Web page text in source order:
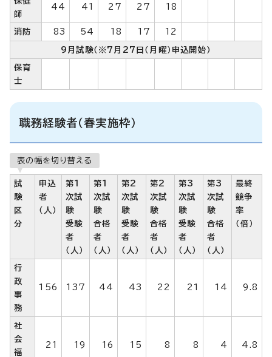
師
44 41 27 27 18
消防 83 54 18 17 12
9月試験（※7月27日（月曜）申込開始）
保育
士
職務経験者（春実施枠）
表の幅を切り替える
試
験
区
分
申込
者
（人）
第1
次試
験
受験
者
（人）
第1
次試
験
合格
者
（人）
第2
次試
験
受験
者
（人）
第2
次試
験
合格
者
（人）
第3
次試
験
受験
者
（人）
第3
次試
験
合格
者
（人）
最終
競争
率
（倍）
行
政
事
務
156 137 44 43 22 21 14 9.8
社
会
福
21 19 16 15 8 8 4 4.8